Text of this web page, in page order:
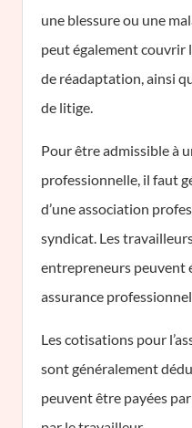
une blessure ou une
peut également couvrir
de réadaptation, ainsi
de litige.
Pour être admissible à
professionnelle, il faut
d’une association
syndicat. Les
entrepreneurs peuvent
assurance
Les cotisations pour
sont généralement
peuvent être payées